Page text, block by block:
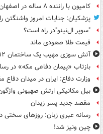
کامیون با راننده ۸ ساله در اصفهان توقیف شد
پزشکیان: جنایات امروز واشنگتن
"سوپر ال‌نینو"در راه است؟
قیمت طلا صعودی ماند
آتش سوزی مهیب یک ساختمان ۱۲ طبقه در جاکارتا
بازتاب «پیمان دفاعی مکه» در
وزارت دفاع: ایران در میدان دفاع
بیل مکانیکی ارتش صهیونی
مقصد جدید پسر زیدان
رسانه عبری زبان: روزهای سختی
چین ونیز شد!